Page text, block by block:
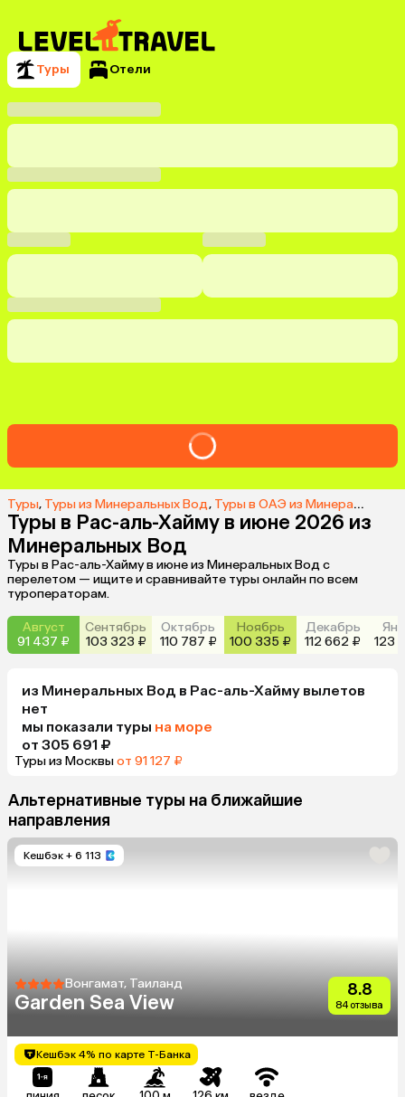
Туры Отели
Туры, Туры из Минеральных Вод, Туры в ОАЭ из Минеральных Вод
Туры в Рас-аль-Хайму в июне 2026 из
Минеральных Вод
Туры в Рас-аль-Хайму в июне из Минеральных Вод с
перелетом — ищите и сравнивайте туры онлайн по всем
туроператорам.
Август
91 437 ₽
Сентябрь
103 323 ₽
Октябрь
110 787 ₽
Ноябрь
100 335 ₽
Декабрь
112 662 ₽
123
из Минеральных Вод в Рас-аль-Хайму вылетов
нет
мы показали туры на море
от 305 691 ₽
Туры из Москвыот 91 127 ₽
Альтернативные туры на ближайшие
направления
Кешбэк + 6 113
Вонгамат, Таиланд
Garden Sea View
8.8
84 отзыва
Кешбэк 4% по карте Т-Банка